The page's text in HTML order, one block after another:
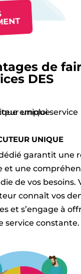
de
DES
UNIQUE
garantit une
et une
de vos besoins.
connaît vos
et s’engage à
service constante.